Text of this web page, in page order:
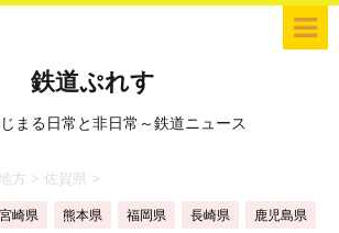
鉄道ぷれす
まる日常と非日常～鉄道ニュース
方 > 佐賀県 >
宮崎県 熊本県 福岡県 長崎県 鹿児島県